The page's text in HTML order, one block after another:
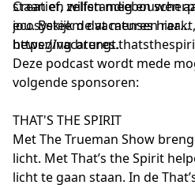
staan en willen meebouwen
ecosysteem dat mensen
beweging brengt.
Creatief, zelfstandig en
jou. Bekijk de vacatures hier
https://
Deze podcast wordt mede
volgende sponsoren:
THAT'S THE SPIRIT
Met The Trueman Show
licht. Met That’s the Spirit
licht te gaan staan. In de